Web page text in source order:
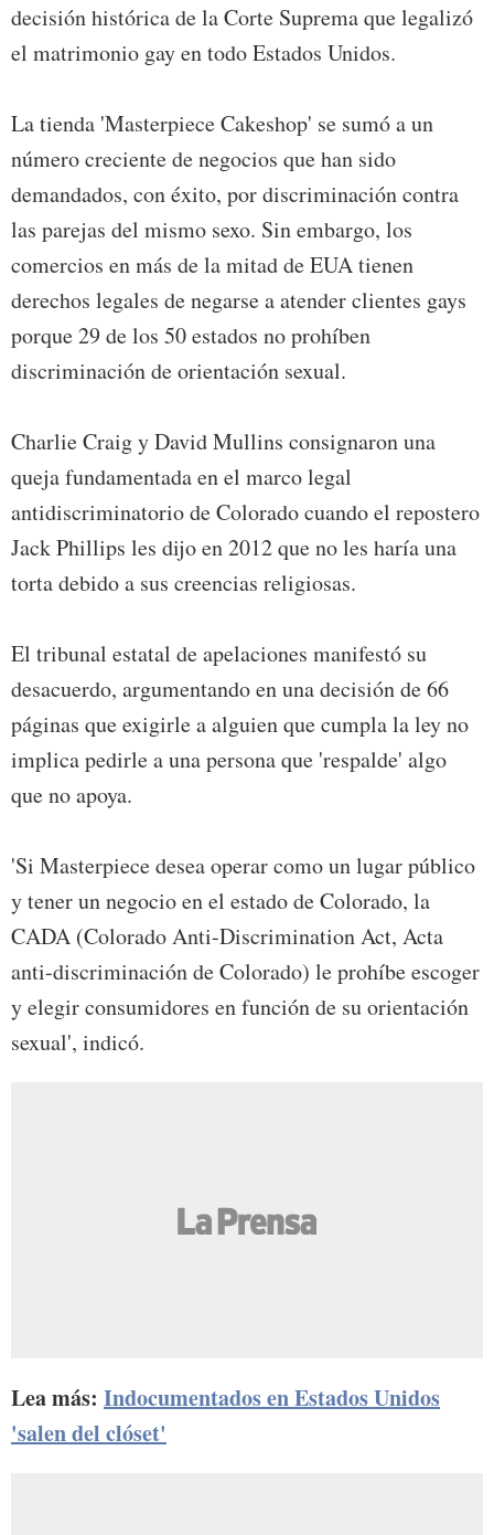
decisión histórica de la Corte Suprema que legalizó
el matrimonio gay en todo Estados Unidos.
La tienda 'Masterpiece Cakeshop' se sumó a un
número creciente de negocios que han sido
demandados, con éxito, por discriminación contra
las parejas del mismo sexo. Sin embargo, los
comercios en más de la mitad de EUA tienen
derechos legales de negarse a atender clientes gays
porque 29 de los 50 estados no prohíben
discriminación de orientación sexual.
Charlie Craig y David Mullins consignaron una
queja fundamentada en el marco legal
antidiscriminatorio de Colorado cuando el repostero
Jack Phillips les dijo en 2012 que no les haría una
torta debido a sus creencias religiosas.
El tribunal estatal de apelaciones manifestó su
desacuerdo, argumentando en una decisión de 66
páginas que exigirle a alguien que cumpla la ley no
implica pedirle a una persona que 'respalde' algo
que no apoya.
'Si Masterpiece desea operar como un lugar público
y tener un negocio en el estado de Colorado, la
CADA (Colorado Anti-Discrimination Act, Acta
anti-discriminación de Colorado) le prohíbe escoger
y elegir consumidores en función de su orientación
sexual', indicó.
Lea más: Indocumentados en Estados Unidos
'salen del clóset'